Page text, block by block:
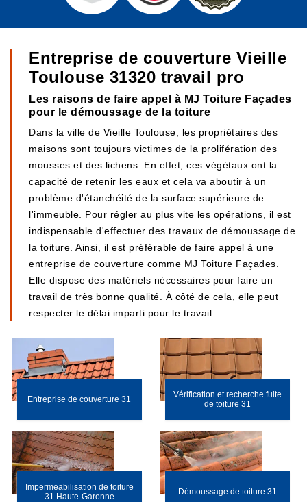
Entreprise de couverture Vieille
Toulouse 31320 travail pro
Les raisons de faire appel à MJ Toiture Façades
pour le démoussage de la toiture
Dans la ville de Vieille Toulouse, les propriétaires des
maisons sont toujours victimes de la prolifération des
mousses et des lichens. En effet, ces végétaux ont la
capacité de retenir les eaux et cela va aboutir à un
problème d'étanchéité de la surface supérieure de
l'immeuble. Pour régler au plus vite les opérations, il est
indispensable d'effectuer des travaux de démoussage de
la toiture. Ainsi, il est préférable de faire appel à une
entreprise de couverture comme MJ Toiture Façades.
Elle dispose des matériels nécessaires pour faire un
travail de très bonne qualité. À côté de cela, elle peut
respecter le délai imparti pour le travail.
Entreprise de couverture 31
Vérification et recherche fuite
de toiture 31
Impermeabilisation de toiture
31 Haute-Garonne
Démoussage de toiture 31